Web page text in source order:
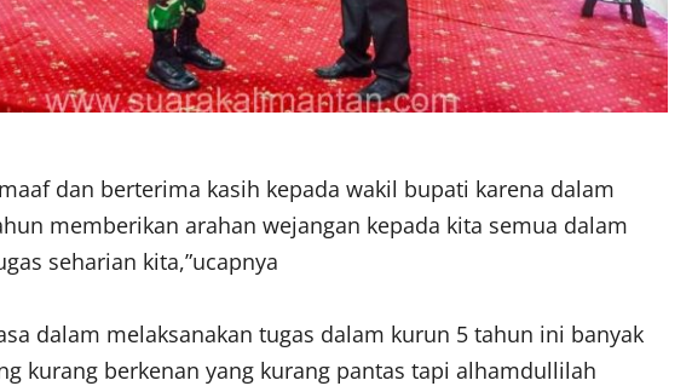
dan berterima kasih kepada wakil bupati karena dalam
memberikan arahan wejangan kepada kita semua dalam
seharian kita,”ucapnya
dalam melaksanakan tugas dalam kurun 5 tahun ini banyak
kurang berkenan yang kurang pantas tapi alhamdullilah